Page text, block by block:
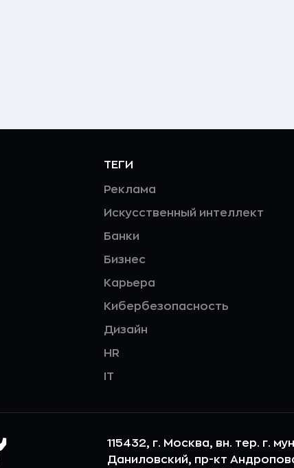
ТЕГИ
Реклама
Искусственный интеллект
Банки
Бизнес
Карьера
Кибербезопасность
Дизайн
HR
IT
115432, г. Москва, вн. тер. г.
Даниловский, пр-кт